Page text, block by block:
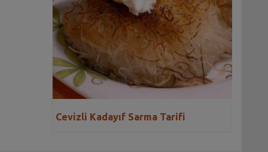
Cevizli Kadayıf Sarma Tarifi